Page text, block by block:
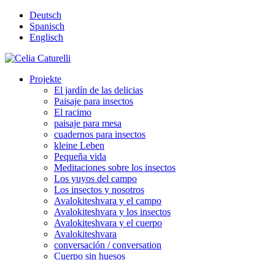
Deutsch
Spanisch
Englisch
Projekte
El jardín de las delicias
Paisaje para insectos
El racimo
paisaje para mesa
cuadernos para insectos
kleine Leben
Pequeña vida
Meditaciones sobre los insectos
Los yuyos del campo
Los insectos y nosotros
Avalokiteshvara y el campo
Avalokiteshvara y los insectos
Avalokiteshvara y el cuerpo
Avalokiteshvara
conversación / conversation
Cuerpo sin huesos